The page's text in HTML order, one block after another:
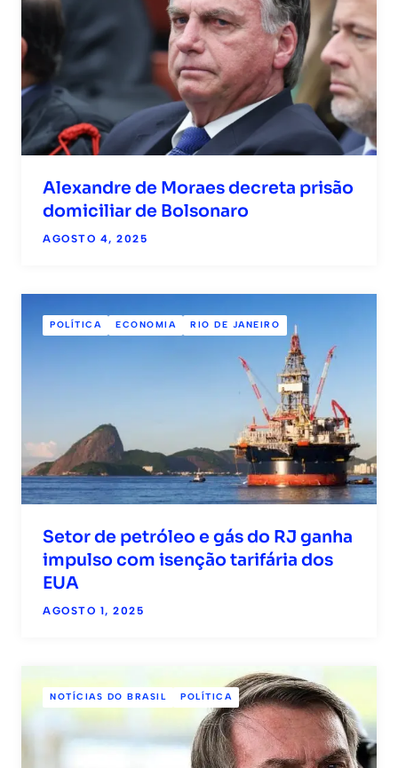
Alexandre de Moraes decreta prisão
domiciliar de Bolsonaro
AGOSTO 4, 2025
POLÍTICA ECONOMIA RIO DE JANEIRO
Setor de petróleo e gás do RJ ganha
impulso com isenção tarifária dos
EUA
AGOSTO 1, 2025
NOTÍCIAS DO BRASIL POLÍTICA